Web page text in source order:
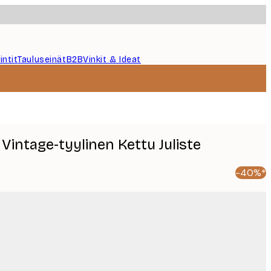
TauluseinätB2BVinkit & Ideat
tyylinen Kettu Juliste
-40%*